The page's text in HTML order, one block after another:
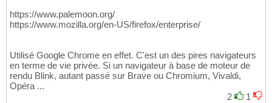
https://www.palemoon.org/
https://www.mozilla.org/en-US/firefox/enterprise/
Utilisé Google Chrome en effet. C'est un des pires navigateurs
en terme de vie privée. Si un navigateur à base de moteur de
rendu Blink, autant passé sur Brave ou Chromium, Vivaldi,
Opéra ...
2
1